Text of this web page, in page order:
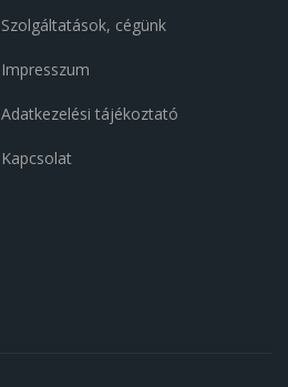
Szolgáltatások, cégünk
Impresszum
Adatkezelési tájékoztató
Kapcsolat